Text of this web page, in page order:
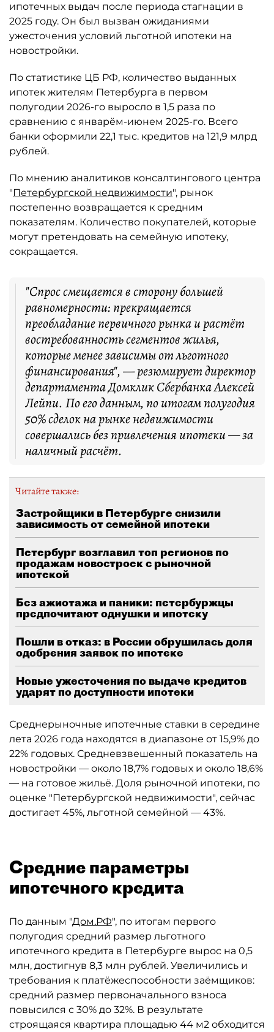
ипотечных выдач после периода стагнации в
2025 году. Он был вызван ожиданиями
ужесточения условий льготной ипотеки на
новостройки.
По статистике ЦБ РФ, количество выданных
ипотек жителям Петербурга в первом
полугодии 2026-го выросло в 1,5 раза по
сравнению с январём-июнем 2025-го. Всего
банки оформили 22,1 тыс. кредитов на 121,9 млрд
рублей.
По мнению аналитиков консалтингового центра
"Петербургской недвижимости", рынок
постепенно возвращается к средним
показателям. Количество покупателей, которые
могут претендовать на семейную ипотеку,
сокращается.
"Спрос смещается в сторону большей
равномерности: прекращается
преобладание первичного рынка и растёт
востребованность сегментов жилья,
которые менее зависимы от льготного
финансирования", — резюмирует директор
департамента Домклик Сбербанка Алексей
Лейпи. По его данным, по итогам полугодия
50% сделок на рынке недвижимости
совершались без привлечения ипотеки — за
наличный расчёт.
Читайте также:
Застройщики в Петербурге снизили
зависимость от семейной ипотеки
Петербург возглавил топ регионов по
продажам новостроек с рыночной
ипотекой
Без ажиотажа и паники: петербуржцы
предпочитают однушки и ипотеку
Пошли в отказ: в России обрушилась доля
одобрения заявок по ипотеке
Новые ужесточения по выдаче кредитов
ударят по доступности ипотеки
Среднерыночные ипотечные ставки в середине
лета 2026 года находятся в диапазоне от 15,9% до
22% годовых. Средневзвешенный показатель на
новостройки — около 18,7% годовых и около 18,6%
— на готовое жильё. Доля рыночной ипотеки, по
оценке "Петербургской недвижимости", сейчас
достигает 45%, льготной семейной — 43%.
Средние параметры
ипотечного кредита
По данным "Дом.РФ", по итогам первого
полугодия средний размер льготного
ипотечного кредита в Петербурге вырос на 0,5
млн, достигнув 8,3 млн рублей. Увеличились и
требования к платёжеспособности заёмщиков:
средний размер первоначального взноса
повысился с 30% до 32%. В результате
строящаяся квартира площадью 44 м2 обходится